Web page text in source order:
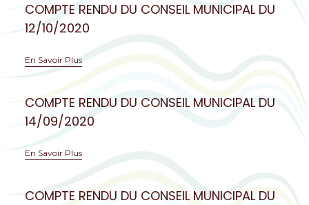
COMPTE RENDU DU CONSEIL MUNICIPAL DU
12/10/2020
En Savoir Plus
COMPTE RENDU DU CONSEIL MUNICIPAL DU
14/09/2020
En Savoir Plus
COMPTE RENDU DU CONSEIL MUNICIPAL DU